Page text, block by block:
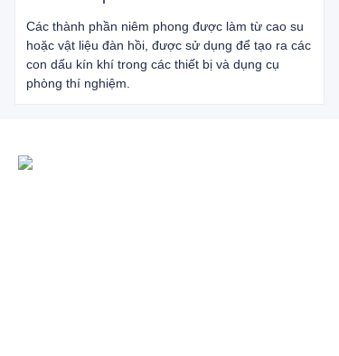
Các thành phần niêm phong được làm từ cao su
hoặc vật liệu đàn hồi, được sử dụng để tạo ra các
con dấu kín khí trong các thiết bị và dụng cụ
phòng thí nghiệm.